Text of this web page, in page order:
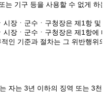
는 기구 등을 사용할 수 없게 하
장ㆍ군수ㆍ구청장은 제1항 및
장ㆍ군수ㆍ구청장은 제1항에
인 기준과 절차는 그 위반행위
자는 3년 이하의 징역 또는 3천